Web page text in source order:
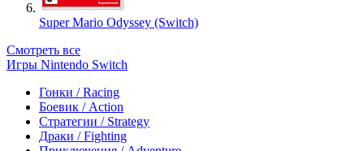
Super Mario Odyssey (Switch)
Смотреть все
Игры Nintendo Switch
Гонки / Racing
Боевик / Action
Стратегии / Strategy
Драки / Fighting